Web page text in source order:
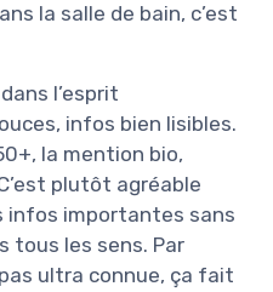
la salle de bain, c’est
l’esprit
infos bien lisibles.
la mention bio,
plutôt agréable
infos importantes sans
tous les sens. Par
ultra connue, ça fait